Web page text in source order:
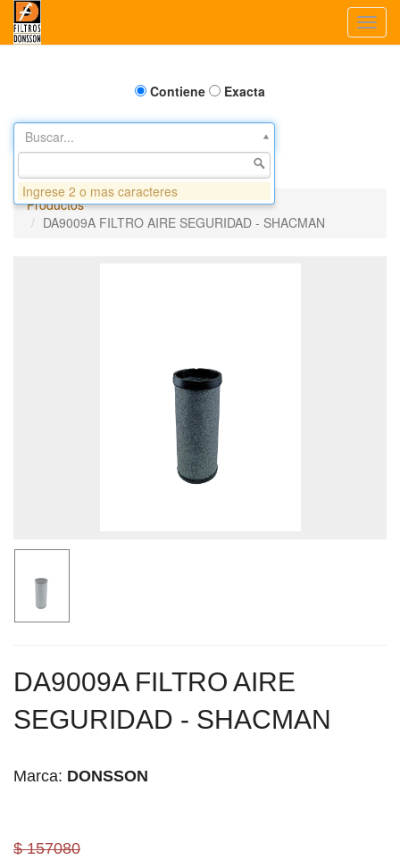
Contiene Exacta
Buscar...
Productos
DA9009A FILTRO AIRE SEGURIDAD - SHACMAN
DA9009A FILTRO AIRE
SEGURIDAD - SHACMAN
Marca: DONSSON
$ 157080
Ingrese 2 o mas caracteres